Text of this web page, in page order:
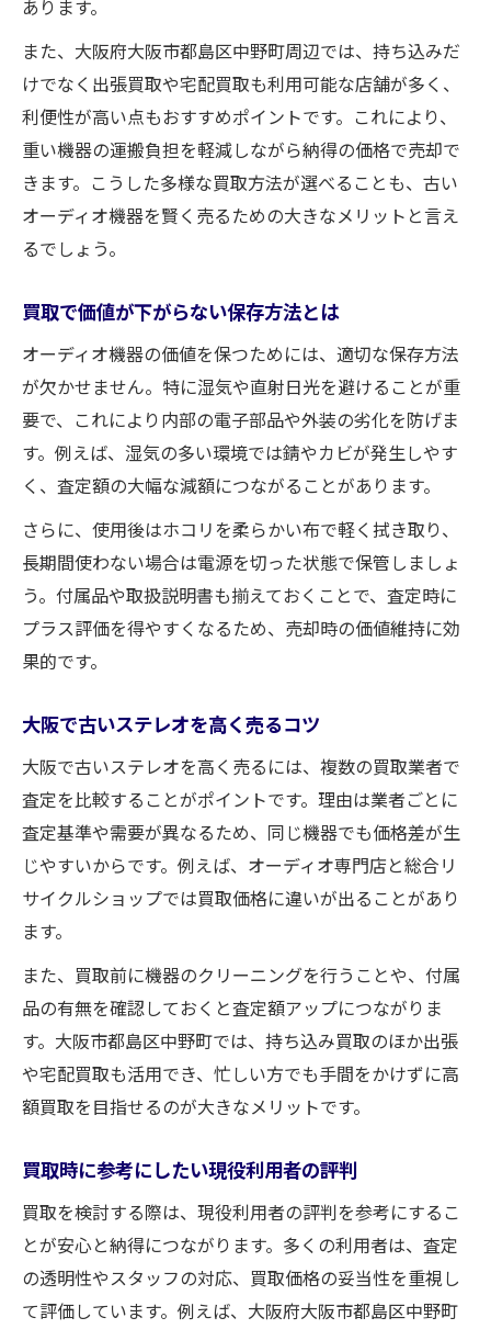
あります。
また、大阪府大阪市都島区中野町周辺では、持ち込みだ
けでなく出張買取や宅配買取も利用可能な店舗が多く、
利便性が高い点もおすすめポイントです。これにより、
重い機器の運搬負担を軽減しながら納得の価格で売却で
きます。こうした多様な買取方法が選べることも、古い
オーディオ機器を賢く売るための大きなメリットと言え
るでしょう。
買取で価値が下がらない保存方法とは
オーディオ機器の価値を保つためには、適切な保存方法
が欠かせません。特に湿気や直射日光を避けることが重
要で、これにより内部の電子部品や外装の劣化を防げま
す。例えば、湿気の多い環境では錆やカビが発生しやす
く、査定額の大幅な減額につながることがあります。
さらに、使用後はホコリを柔らかい布で軽く拭き取り、
長期間使わない場合は電源を切った状態で保管しましょ
う。付属品や取扱説明書も揃えておくことで、査定時に
プラス評価を得やすくなるため、売却時の価値維持に効
果的です。
大阪で古いステレオを高く売るコツ
大阪で古いステレオを高く売るには、複数の買取業者で
査定を比較することがポイントです。理由は業者ごとに
査定基準や需要が異なるため、同じ機器でも価格差が生
じやすいからです。例えば、オーディオ専門店と総合リ
サイクルショップでは買取価格に違いが出ることがあり
ます。
また、買取前に機器のクリーニングを行うことや、付属
品の有無を確認しておくと査定額アップにつながりま
す。大阪市都島区中野町では、持ち込み買取のほか出張
や宅配買取も活用でき、忙しい方でも手間をかけずに高
額買取を目指せるのが大きなメリットです。
買取時に参考にしたい現役利用者の評判
買取を検討する際は、現役利用者の評判を参考にするこ
とが安心と納得につながります。多くの利用者は、査定
の透明性やスタッフの対応、買取価格の妥当性を重視し
て評価しています。例えば、大阪府大阪市都島区中野町